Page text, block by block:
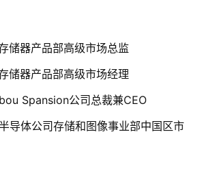
储器产品部高级市场总监
储器产品部高级市场经理
Spansion公司总裁兼CEO
导体公司存储和图像事业部中国区市